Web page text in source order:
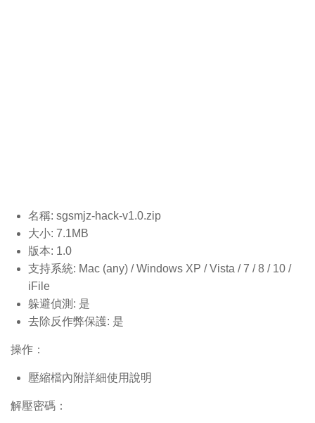
名稱: sgsmjz-hack-v1.0.zip
大小: 7.1MB
版本: 1.0
支持系統: Mac (any) / Windows XP / Vista / 7 / 8 / 10 /
iFile
躲避偵測: 是
去除反作弊保護: 是
操作：
壓縮檔內附詳細使用說明
解壓密碼：